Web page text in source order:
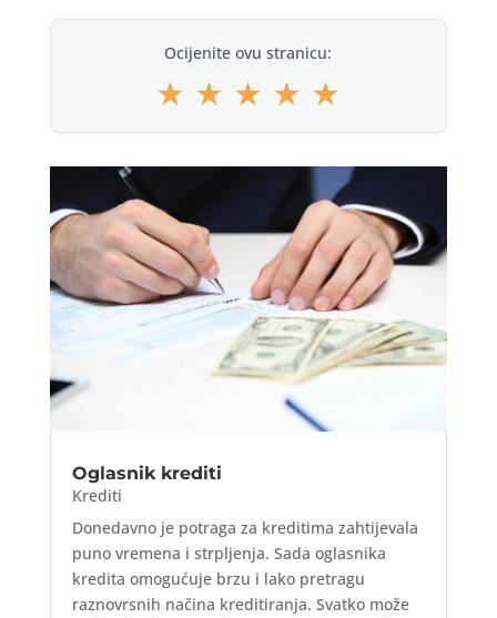
Ocijenite ovu stranicu:
★ ★ ★ ★ ★
Oglasnik krediti
Krediti
Donedavno je potraga za kreditima zahtijevala
puno vremena i strpljenja. Sada oglasnika
kredita omogućuje brzu i lako pretragu
raznovrsnih načina kreditiranja. Svatko može